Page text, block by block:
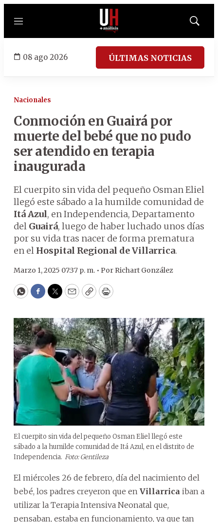
Menú
Mostrar
08 ago 2026 ÚLTIMAS NOTICIAS
Nacionales
Conmoción en Guairá por
muerte del bebé que no pudo
ser atendido en terapia
inaugurada
El cuerpito sin vida del pequeño Osman Eliel
llegó este sábado a la humilde comunidad de
Itá Azul, en Independencia, Departamento
del Guairá, luego de haber luchado unos días
por su vida tras nacer de forma prematura
en el Hospital Regional de Villarrica.
Marzo 1, 2025 07:37 p. m. • Por Richart González
WhatsApp
Facebook
Twitter
EmailCopyPrint
El cuerpito sin vida del pequeño Osman Eliel llegó este
sábado a la humilde comunidad de Itá Azul, en el distrito de
Independencia. Foto: Gentileza
El miércoles 26 de febrero, día del nacimiento del
bebé, los padres creyeron que en Villarrica iban a
utilizar la Terapia Intensiva Neonatal que,
pensaban, estaba en funcionamiento, ya que tan